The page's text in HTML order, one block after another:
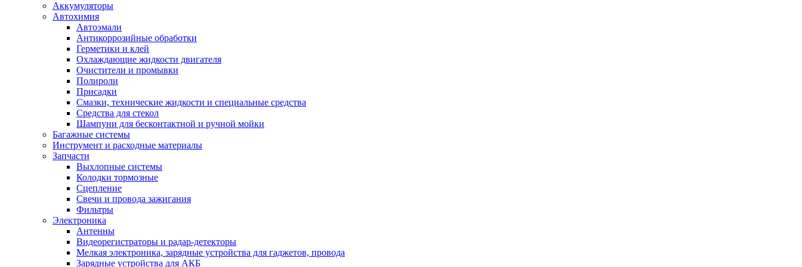
Аккумуляторы
Автохимия
Автоэмали
Антикоррозийные обработки
Герметики и клей
Охлаждающие жидкости двигателя
Очистители и промывки
Полироли
Присадки
Смазки, технические жидкости и специальные средства
Средства для стекол
Шампуни для бесконтактной и ручной мойки
Багажные системы
Инструмент и расходные материалы
Запчасти
Выхлопные системы
Колодки тормозные
Сцепление
Свечи и провода зажигания
Фильтры
Электроника
Антенны
Видеорегистраторы и радар-детекторы
Мелкая электроника, зарядные устройства для гаджетов, провода
Зарядные устройства для АКБ